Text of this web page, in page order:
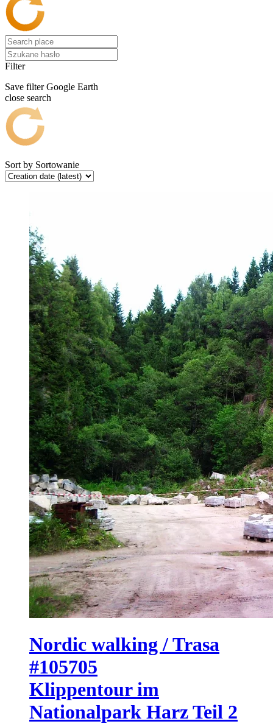
Filter
Save filter Google Earth
close search
Sort by Sortowanie
Nordic walking / Trasa
#105705
Klippentour im
Nationalpark Harz Teil 2